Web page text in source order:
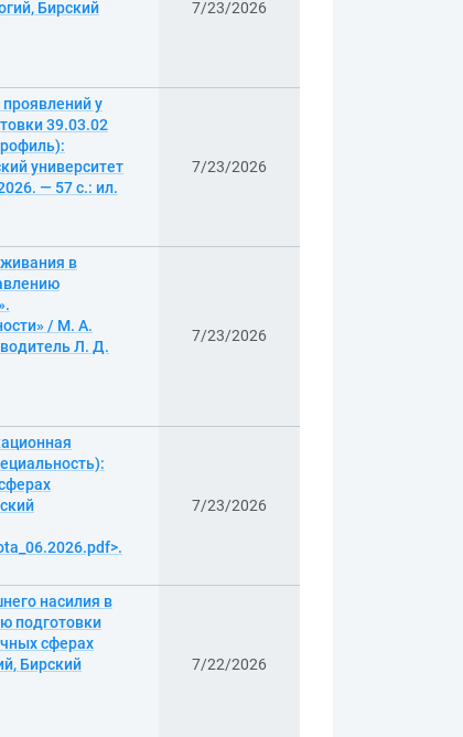
Бирский
7/23/2026
у
39.03.02
университет
— 57 с.: ил.
7/23/2026
в
/ М. А.
Л. Д.
7/23/2026
7/23/2026
насилия в
подготовки
сферах
Бирский
7/22/2026